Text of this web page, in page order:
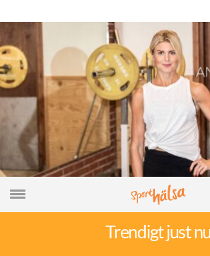
Trendigt just nu